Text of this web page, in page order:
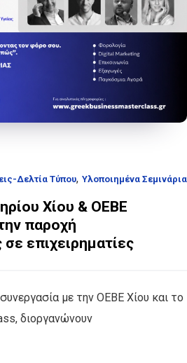
Δελτία Τύπου, Υλοποιημένα Σεμινάρια
Χίου & ΟΕΒΕ
παροχή
επιχειρηματίες
με την ΟΕΒΕ Χίου και το
διοργανώνουν